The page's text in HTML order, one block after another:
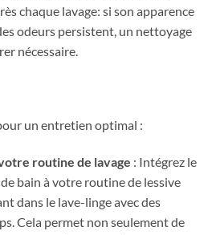
chaque lavage: si son apparence
odeurs persistent, un nettoyage
nécessaire.
un entretien optimal :
routine de lavage : Intégrez le
bain à votre routine de lessive
dans le lave-linge avec des
Cela permet non seulement de